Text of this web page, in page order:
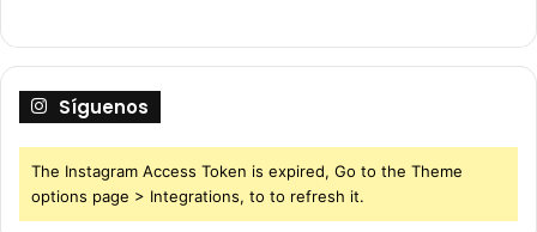
Síguenos
The Instagram Access Token is expired, Go to the Theme
options page > Integrations, to to refresh it.